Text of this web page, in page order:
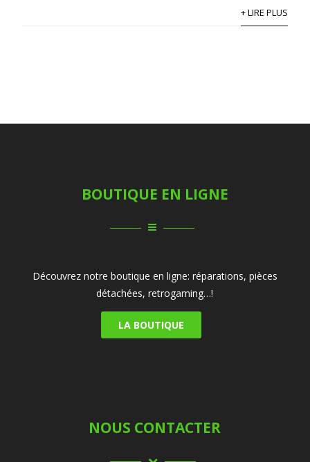
+ LIRE PLUS
BOUTIQUE EN LIGNE
Découvrez notre boutique en ligne: réparations, pièces
détachées, retrogaming…!
LA BOUTIQUE
NOUS CONTACTER